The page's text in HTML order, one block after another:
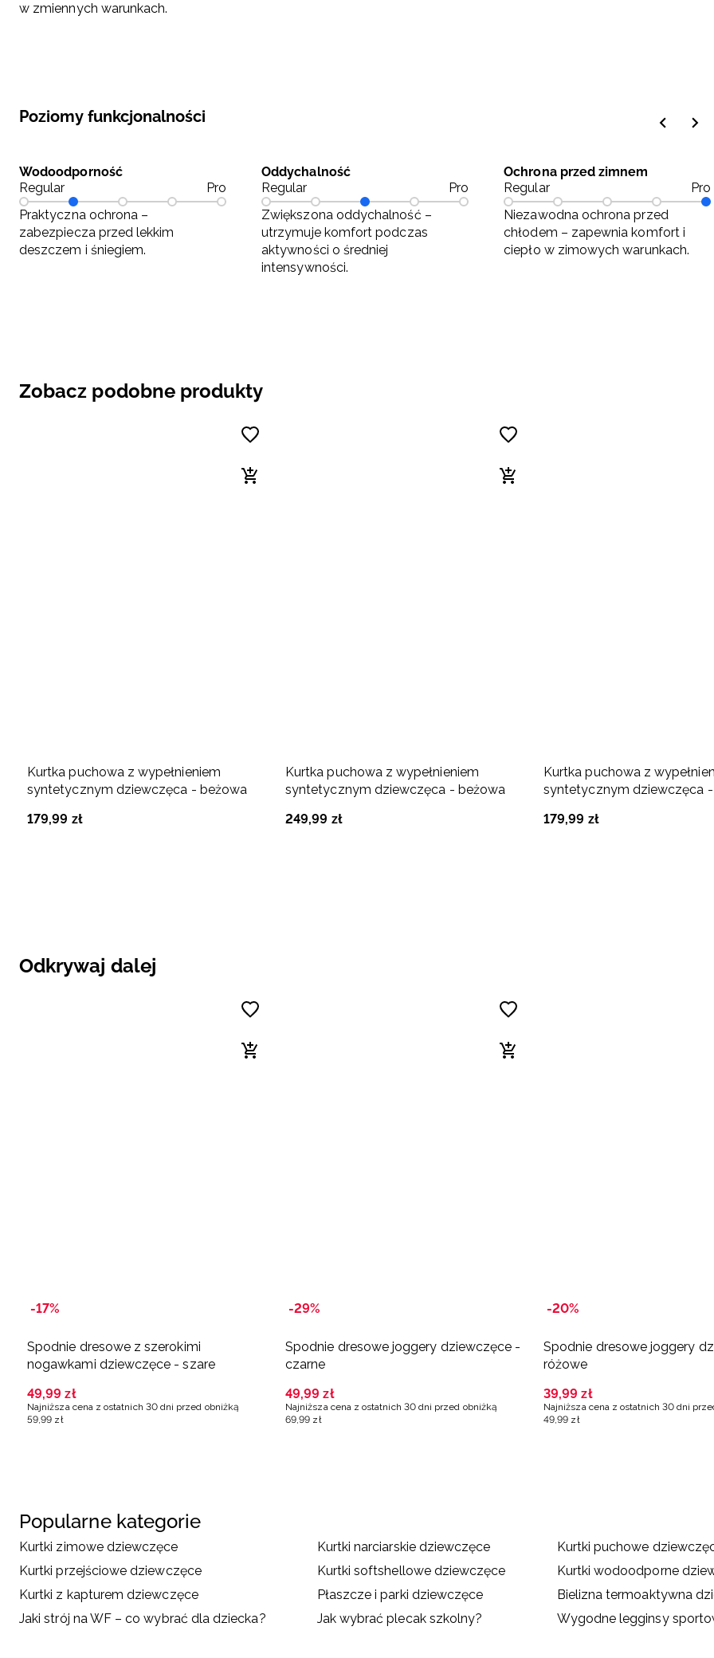
w zmiennych warunkach.
Poziomy funkcjonalności
Wodoodporność
Regular
Pro
Praktyczna ochrona –
zabezpiecza przed lekkim
deszczem i śniegiem.
Oddychalność
Regular
Pro
Zwiększona oddychalność –
utrzymuje komfort podczas
aktywności o średniej
intensywności.
Ochrona przed zimnem
Regular
Pro
Niezawodna ochrona przed
chłodem – zapewnia komfort i
ciepło w zimowych warunkach.
Zobacz podobne produkty
Kurtka puchowa z wypełnieniem
syntetycznym dziewczęca - beżowa
179,99 zł
Kurtka puchowa z wypełnieniem
syntetycznym dziewczęca - beżowa
249,99 zł
Kurtka puchowa z
syntetycznym dziewczęca
179,99 zł
Odkrywaj dalej
-17%
Spodnie dresowe z szerokimi
nogawkami dziewczęce - szare
49,99 zł
Najniższa cena z ostatnich 30 dni przed obniżką
59 ,99 zł
-29%
Spodnie dresowe joggery dziewczęce -
czarne
49,99 zł
Najniższa cena z ostatnich 30 dni przed obniżką
69 ,99 zł
-20%
Spodnie dresowe joggery
różowe
39,99 zł
Najniższa cena z ostatnich 30 dni
49 ,99 zł
Popularne kategorie
Kurtki zimowe dziewczęce Kurtki narciarskie dziewczęce Kurtki puchowe
Kurtki przejściowe dziewczęce
Kurtki softshellowe dziewczęce Kurtki wodoodporne
Kurtki z kapturem dziewczęce
Płaszcze i parki dziewczęce Bielizna termoaktywna
Jaki strój na WF – co wybrać dla dziecka?
Jak wybrać plecak szkolny? Wygodne legginsy